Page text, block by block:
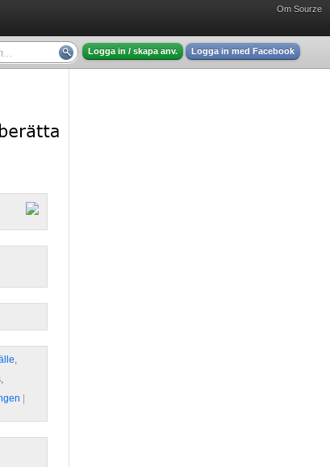
Om Sourze
Logga in / skapa anv. Logga in med Facebook
,
,